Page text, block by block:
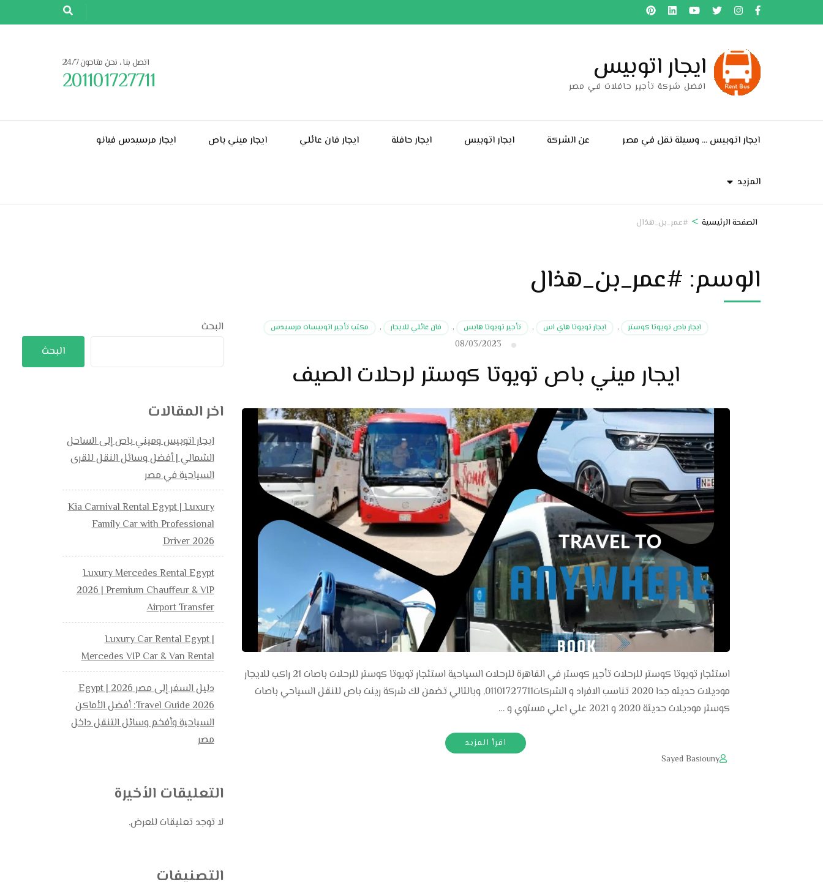
إلى
ايجار اتوبيس
افضل شركة تأجير حافلات في مصر
اتصل بنا ، نحن متاحون 24/7
201101727711
ايجار اتوبيس … وسيلة نقل في مصر عن الشركة ايجار اتوبيس ايجار حافلة ايجار فان عائلي ايجار ميني باص ايجار مرسيدس فيانو
المزيد
الصفحة الرئيسية > #عمر_بن_هذال
الوسم: #عمر_بن_هذال
ايجار باص تويوتا كوستر , ايجار تويوتا هاي اس , تأجير تويوتا هايس , فان عائلي للايجار , مكتب تأجير اتوبيسات مرسيدس
08/03/2023
ايجار ميني باص تويوتا كوستر لرحلات الصيف
استئجار تويوتا كوستر للرحلات تأجير كوستر في القاهرة للرحلات السياحية استئجار تويوتا كوستر للرحلات باصات 21 راكب للايجار
موديلات حديثه جدا 2020 تناسب الافراد و الشركات01101727711, وبالتالي تضمن لك شركة رينت باص للنقل السياحي باصات
كوستر موديلات حديثة 2020 و 2021 علي اعلي مستوي و …
اقرأ المزيد
Sayed Basiouny
البحث
البحث
اخر المقالات
ايجار اتوبيس وميني باص إلى الساحل
الشمالي | أفضل وسائل النقل للقرى
السياحية في مصر
Kia Carnival Rental Egypt | Luxury
Family Car with Professional
Driver 2026
Luxury Mercedes Rental Egypt
2026 | Premium Chauffeur & VIP
Airport Transfer
Luxury Car Rental Egypt |
Mercedes VIP Car & Van Rental
دليل السفر إلى مصر 2026 | Egypt
Travel Guide 2026: أفضل الأماكن
السياحية وأفخم وسائل التنقل داخل
مصر
التعليقات الأخيرة
لا توجد تعليقات للعرض.
التصنيفات